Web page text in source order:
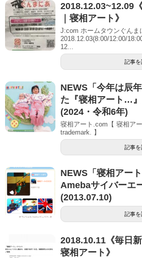
2018.12.03~12.09
｜寝相アート》
J:com ホームタウンぐんま
2018.12.03(8:00/12:00/
12...
記事を
NEWS「今年は辰
た『寝相アート…
(2024・令和6年)
寝相アート.com【 寝相ア
trademark. 】
記事を
NEWS「寝相アー
Amebaサイバーエ
(2013.07.10)
記事を
2018.10.11《毎日
寝相アート》